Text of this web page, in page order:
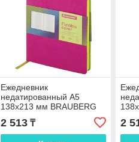
Ежедневник
недатированный А5
138х213 мм BRAUBERG
"Flex" под кожу, гибкий,
136 л., розовый
2 513₸
136
2